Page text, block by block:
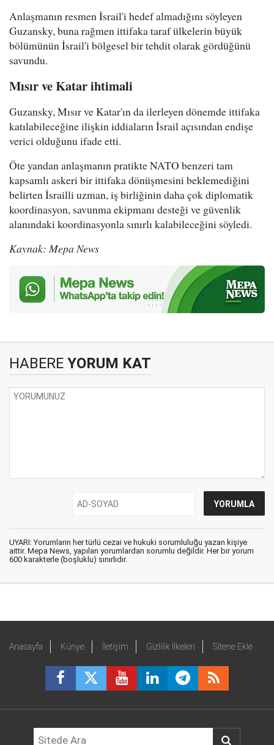
Anlaşmanın resmen İsrail'i hedef almadığını söyleyen
Guzansky, buna rağmen ittifaka taraf ülkelerin büyük
bölümünün İsrail'i bölgesel bir tehdit olarak gördüğünü
savundu.
Mısır ve Katar ihtimali
Guzansky, Mısır ve Katar'ın da ilerleyen dönemde ittifaka
katılabileceğine ilişkin iddiaların İsrail açısından endişe
verici olduğunu ifade etti.
Öte yandan anlaşmanın pratikte NATO benzeri tam
kapsamlı askeri bir ittifaka dönüşmesini beklemediğini
belirten İsrailli uzman, iş birliğinin daha çok diplomatik
koordinasyon, savunma ekipmanı desteği ve güvenlik
alanındaki koordinasyonla sınırlı kalabileceğini söyledi.
Kaynak: Mepa News
HABERE YORUM KAT
UYARI: Yorumların her türlü cezai ve hukuki sorumluluğu yazan kişiye
aittir. Mepa News, yapılan yorumlardan sorumlu değildir. Her bir yorum
600 karakterle (boşluklu) sınırlıdır.
Anasayfa Künye İletişim Gizlilik İlkeleri Sitene Ekle